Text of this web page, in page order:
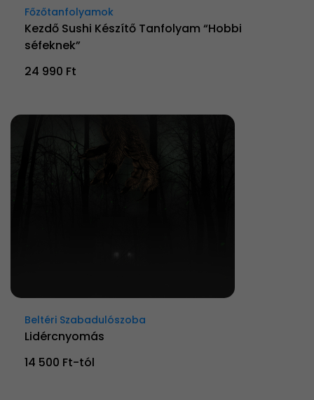
Főzőtanfolyamok
Kezdő Sushi Készítő Tanfolyam “Hobbi
séfeknek”
24 990 Ft
Beltéri Szabadulószoba
Lidércnyomás
14 500 Ft-tól